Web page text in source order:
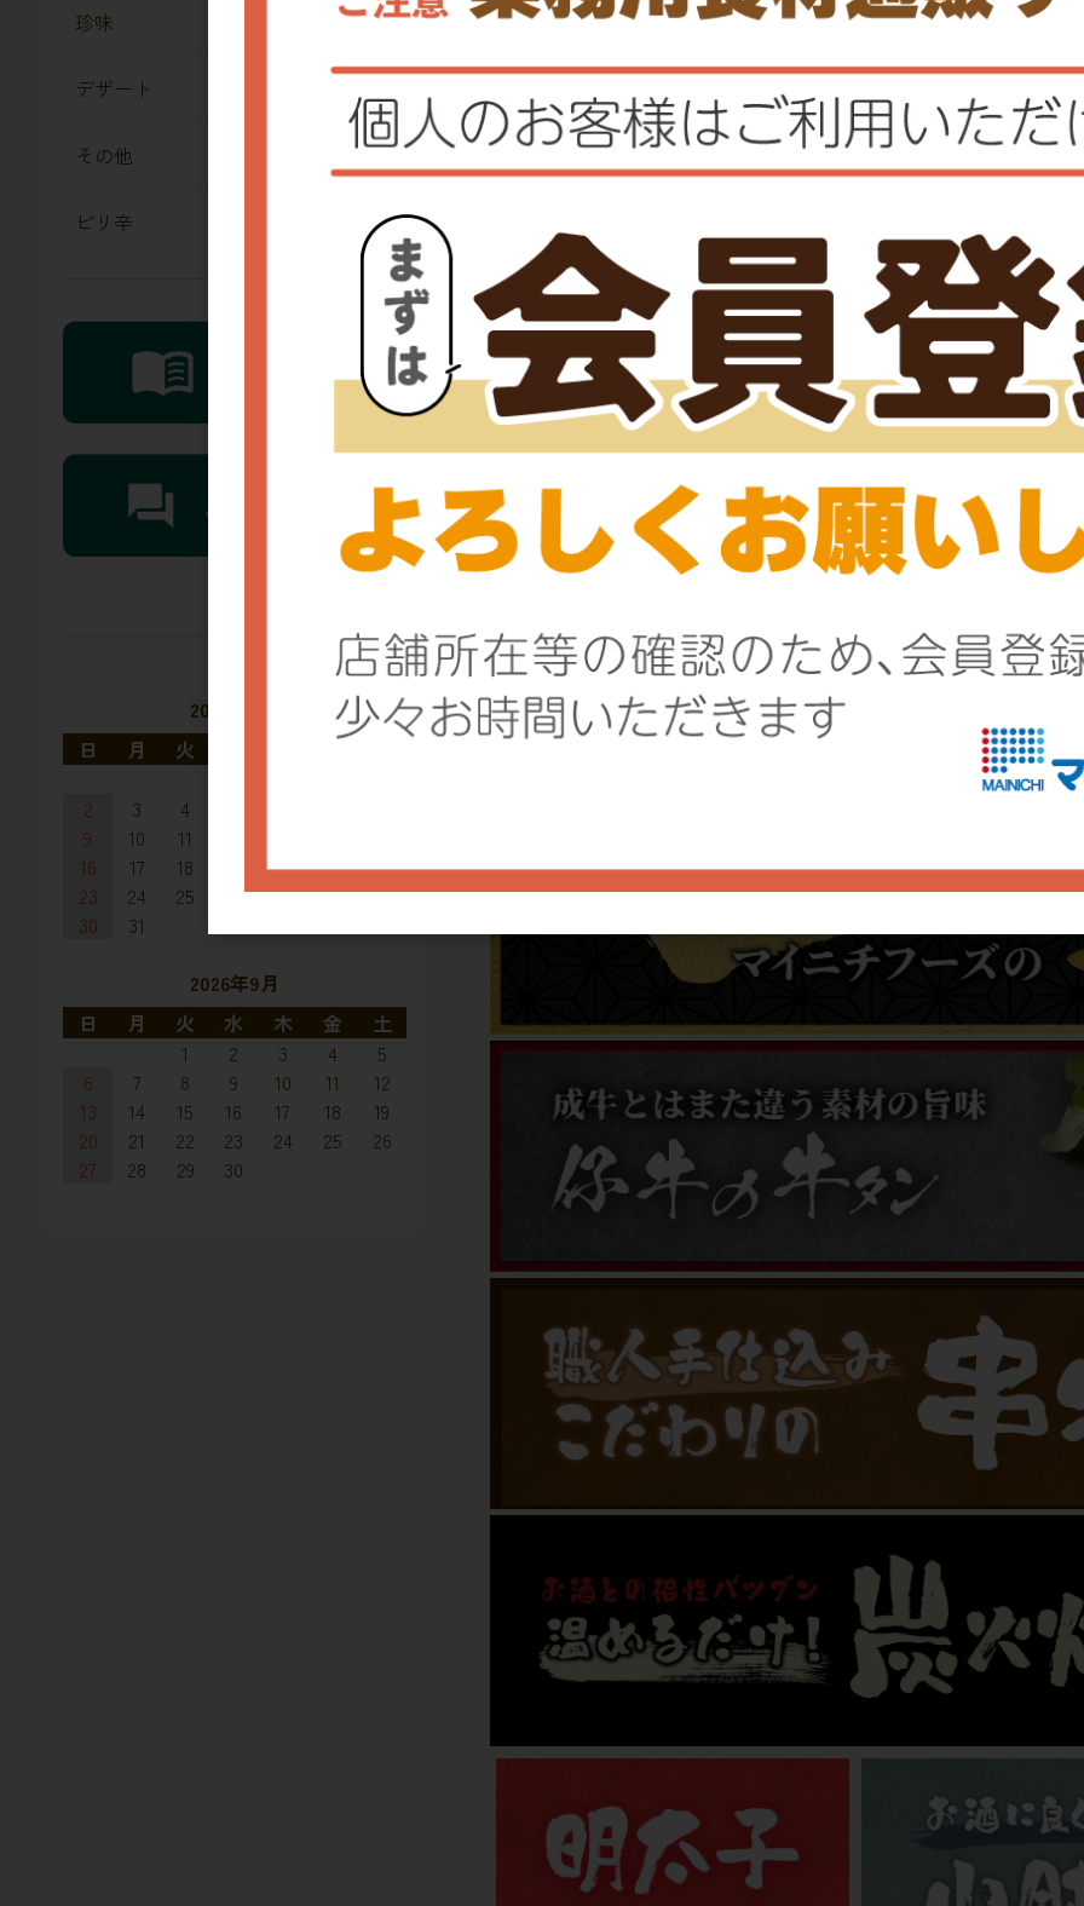
冷凍
ずわいガニ かに爪
冷凍
【訳あり品】いわ
り唐揚げ
9 件中 1〜9
珍味
デザート
その他
ピリ辛
2026年8月
日
月 火 金
2
3 4
9
10 11
16
17 18 20 21
22
23
24 25 27 28
29
30
31
2026年9月
日
月 火 水 木 金
土
1
2 3 4
5
6
7 8 9 10 11
12
13
14 15 16 17 18
19
20
21 22 23 24 25
26
27
28 29 30